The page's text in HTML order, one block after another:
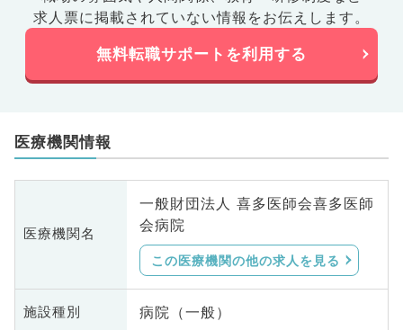
求人票に掲載されていない情報をお伝えします。
無料転職サポートを利用する
医療機関情報
医療機関名
一般財団法人 喜多医師会喜多医師
会病院
この医療機関の他の求人を見る
施設種別 病院（一般）